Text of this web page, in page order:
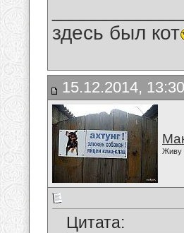
здесь был кот
15.12.2014, 13:30
Живу
Цитата: